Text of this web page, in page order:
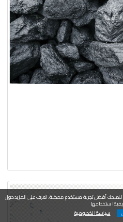
لنمنحك أفضل تجربة مستخدم ممكنة. تعرف على المزيد حول
استخدامها
سياسة الخصوصية